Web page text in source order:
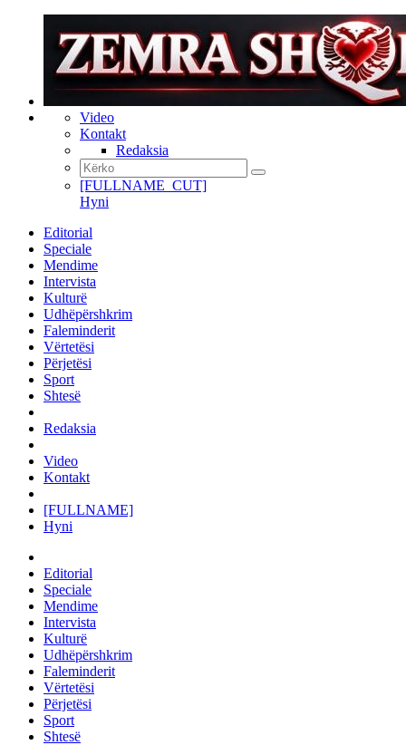
Video
Kontakt
Redaksia
[FULLNAME_CUT]
Hyni
Editorial
Speciale
Mendime
Intervista
Kulturë
Udhëpërshkrim
Faleminderit
Vërtetësi
Përjetësi
Sport
Shtesë
Redaksia
Video
Kontakt
[FULLNAME]
Hyni
Editorial
Speciale
Mendime
Intervista
Kulturë
Udhëpërshkrim
Faleminderit
Vërtetësi
Përjetësi
Sport
Shtesë